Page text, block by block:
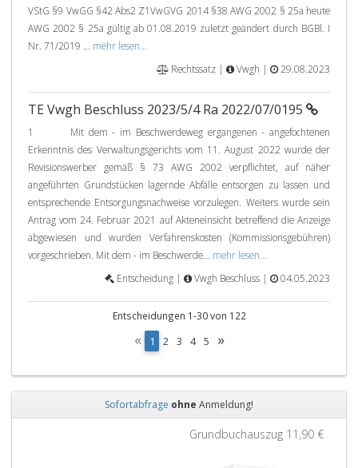
VStG §9 VwGG §42 Abs2 Z1VwGVG 2014 §38 AWG 2002 § 25a heute
AWG 2002 § 25a gültig ab 01.08.2019 zuletzt geändert durch BGBl. I
Nr. 71/2019 ... mehr lesen...
Rechtssatz |
Vwgh | 29.08.2023
TE Vwgh Beschluss 2023/5/4 Ra 2022/07/0195
1 Mit dem - im Beschwerdeweg ergangenen - angefochtenen
Erkenntnis des Verwaltungsgerichts vom 11. August 2022 wurde der
Revisionswerber gemäß § 73 AWG 2002 verpflichtet, auf näher
angeführten Grundstücken lagernde Abfälle entsorgen zu lassen und
entsprechende Entsorgungsnachweise vorzulegen. Weiters wurde sein
Antrag vom 24. Februar 2021 auf Akteneinsicht betreffend die Anzeige
abgewiesen und wurden Verfahrenskosten (Kommissionsgebühren)
vorgeschrieben. Mit dem - im Beschwerde... mehr lesen...
Entscheidung |
Vwgh Beschluss | 04.05.2023
Entscheidungen 1-30 von 122
« 1
c
e
2 3 4 5 »
Sofortabfrage ohne Anmeldung!
Grundbuchauszug11,90 €